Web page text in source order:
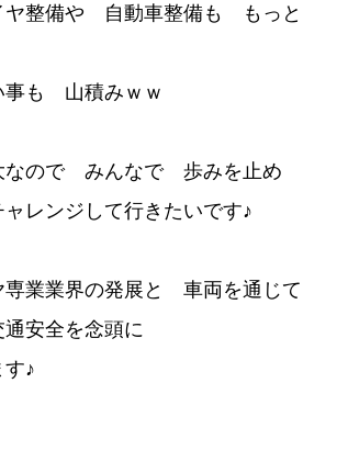
ヤ整備や 自動車整備も もっと
事も 山積みｗｗ
なので みんなで 歩みを止め
レンジして行きたいです♪
業業界の発展と 車両を通じて
安全を念頭に
♪